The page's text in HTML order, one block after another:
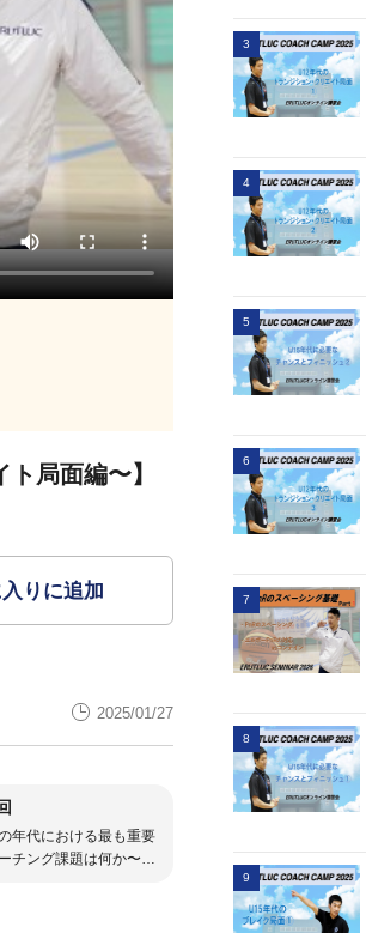
局面編〜】
りに追加
2025/01/27
の年代における最も重要
チング課題は何か〜U
3
4
5
6
7
8
9